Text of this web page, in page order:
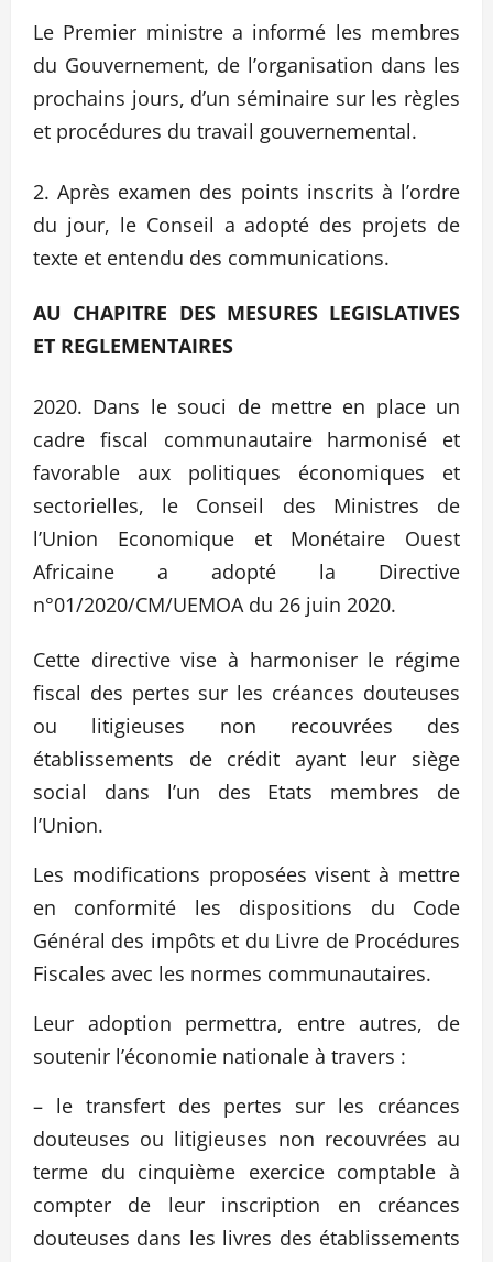
Le Premier ministre a informé les membres
du Gouvernement, de l’organisation dans les
prochains jours, d’un séminaire sur les règles
et procédures du travail gouvernemental.
Après examen des points inscrits à l’ordre
du jour, le Conseil a adopté des projets de
texte et entendu des communications.
AU CHAPITRE DES MESURES LEGISLATIVES
ET REGLEMENTAIRES
Dans le souci de mettre en place un
cadre fiscal communautaire harmonisé et
favorable aux politiques économiques et
sectorielles, le Conseil des Ministres de
l’Union Economique et Monétaire Ouest
Africaine a adopté la Directive
n°01/2020/CM/UEMOA du 26 juin 2020.
Cette directive vise à harmoniser le régime
fiscal des pertes sur les créances douteuses
ou litigieuses non recouvrées des
établissements de crédit ayant leur siège
social dans l’un des Etats membres de
l’Union.
Les modifications proposées visent à mettre
en conformité les dispositions du Code
Général des impôts et du Livre de Procédures
Fiscales avec les normes communautaires.
Leur adoption permettra, entre autres, de
soutenir l’économie nationale à travers :
– le transfert des pertes sur les créances
douteuses ou litigieuses non recouvrées au
terme du cinquième exercice comptable à
compter de leur inscription en créances
douteuses dans les livres des établissements